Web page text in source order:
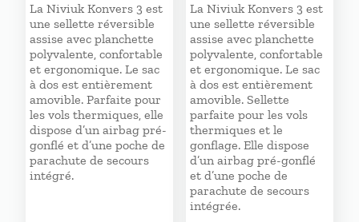
La Niviuk Konvers 3 est
une sellette réversible
assise avec planchette
polyvalente, confortable
et ergonomique. Le sac
à dos est entièrement
amovible. Parfaite pour
les vols thermiques, elle
dispose d’un airbag pré-
gonflé et d’une poche de
parachute de secours
intégré.
La Niviuk Konvers 3 est
une sellette réversible
assise avec planchette
polyvalente, confortable
et ergonomique. Le sac
à dos est entièrement
amovible. Sellette
parfaite pour les vols
thermiques et le
gonflage. Elle dispose
d’un airbag pré-gonflé
et d’une poche de
parachute de secours
intégrée.